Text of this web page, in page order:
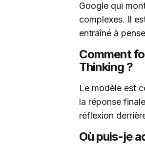
Google qui
complexes. Il
entraîné à
Comment
Thinking ?
Le modèle est
la réponse
réflexion
Où puis-je